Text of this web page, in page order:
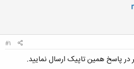
#1
در پاسخ همین تاپیک ارسال نمایید.